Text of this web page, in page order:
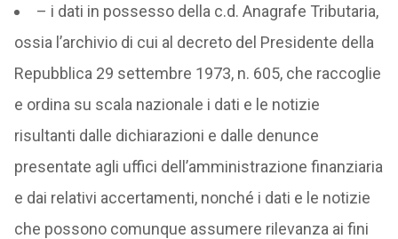
– i dati in possesso della c.d. Anagrafe Tributaria,
ossia l’archivio di cui al decreto del Presidente della
Repubblica 29 settembre 1973, n. 605, che raccoglie
e ordina su scala nazionale i dati e le notizie
risultanti dalle dichiarazioni e dalle denunce
presentate agli uffici dell’amministrazione finanziaria
e dai relativi accertamenti, nonché i dati e le notizie
che possono comunque assumere rilevanza ai fini